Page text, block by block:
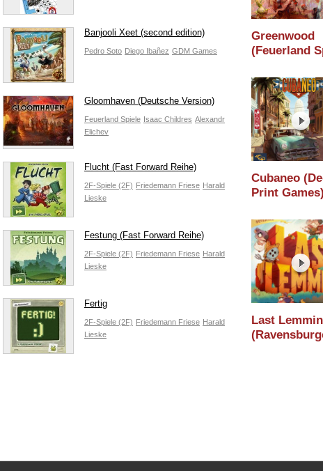
Banjooli Xeet (second edition)
Pedro Soto Diego Ibañez GDM Games
Gloomhaven (Deutsche Version)
Feuerland Spiele Isaac Childres Alexandr
Elichev
Flucht (Fast Forward Reihe)
2F-Spiele (2F) Friedemann Friese Harald
Lieske
Festung (Fast Forward Reihe)
2F-Spiele (2F) Friedemann Friese Harald
Lieske
Fertig
2F-Spiele (2F) Friedemann Friese Harald
Lieske
Greenwood
(Feuerland
2026 / Essen
Cubaneo
Print
/ Essen 2026
Last